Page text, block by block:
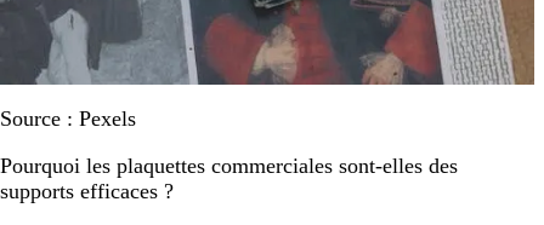
Source : Pexels
Pourquoi les plaquettes commerciales sont-elles des
supports efficaces ?